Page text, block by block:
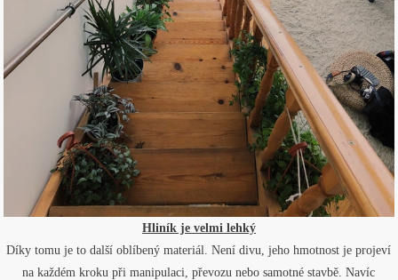
Hliník je velmi lehký
Díky tomu je to další oblíbený materiál. Není divu, jeho hmotnost je projeví
na každém kroku při manipulaci, převozu nebo samotné stavbě. Navíc